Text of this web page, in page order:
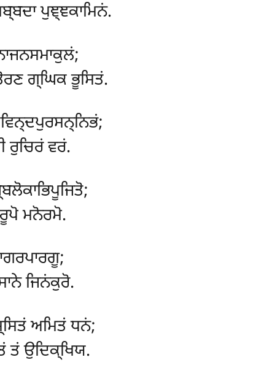
ਪੁਞ੍ਞਕਾਮਿਨਂ.
ਗ੍ਘਿਕ ਭੂਸਿਤਂ.
ਰੁਚਿਰਂ ਵਰਂ.
ਮਨੋਰਮੋ.
ਜਿਨਂਕੁਰੋ.
ਅਮਿਤਂ ਧਨਂ;
ਤਂ ਉਦਿਕ੍ਖਿਯ.